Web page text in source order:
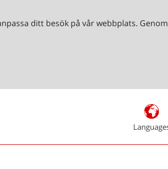
ditt besök på vår webbplats.